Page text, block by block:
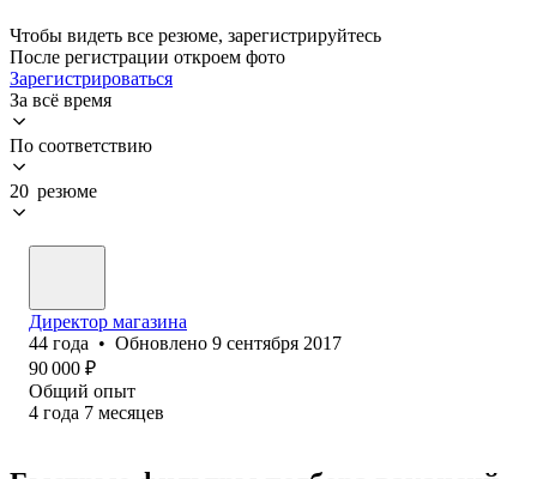
Чтобы видеть все резюме, зарегистрируйтесь
После регистрации откроем фото
Зарегистрироваться
За всё время
По соответствию
20 резюме
Директор магазина
44 года • Обновлено 9 сентября 2017
90 000 ₽
Общий опыт
4 года 7 месяцев